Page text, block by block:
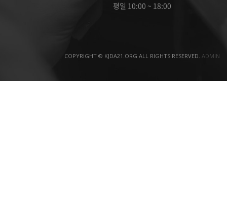
평일 10:00 ~ 18:00
COPYRIGHT © KJDA21.ORG ALL RIGHTS RESERVED. ADMIN